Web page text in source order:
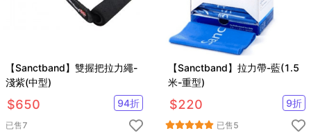
【Sanctband】雙握把拉力繩-
淺紫(中型)
$650 94折
已售7
【Sanctband】拉力帶-藍(1.5
米-重型)
$220 9折
已售5